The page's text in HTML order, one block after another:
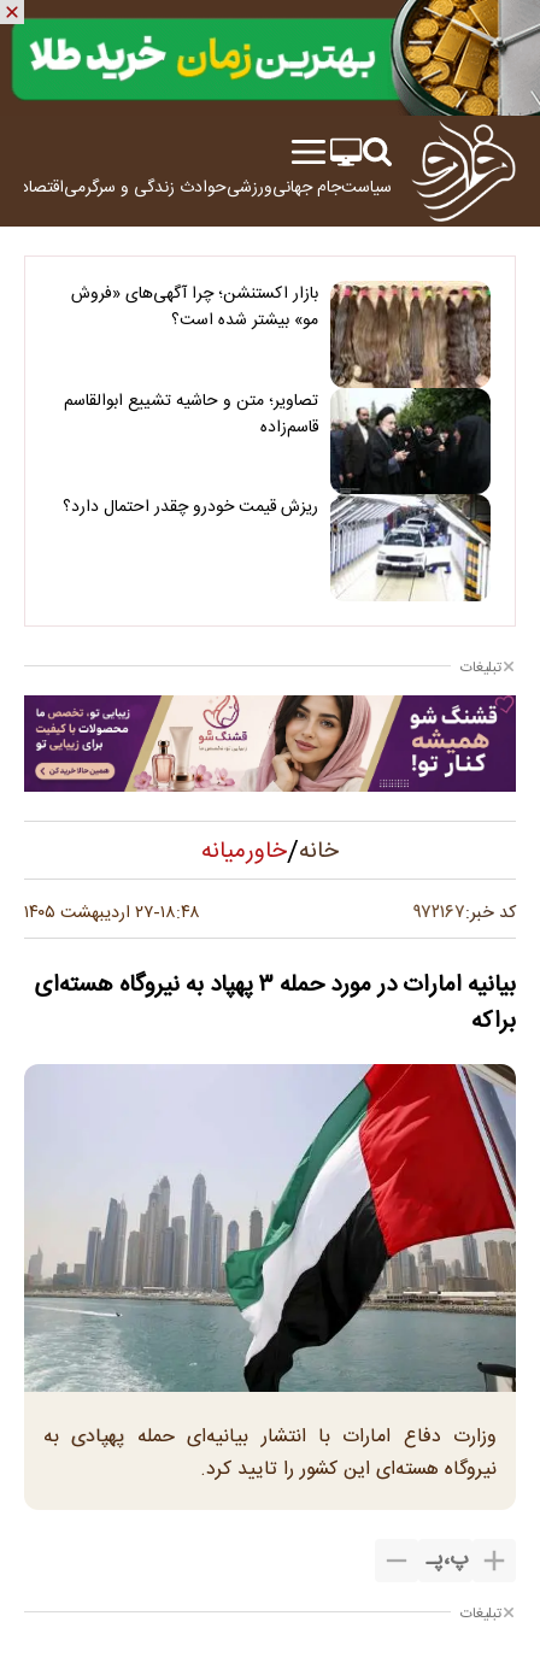
سیاستجام جهانیورزشیحوادث زندگی و سرگرمیاقتصاد
بازار اکستنشن؛ چرا آگهی‌های «فروش
مو» بیشتر شده است؟
تصاویر؛ متن و حاشیه تشییع ابوالقاسم
قاسم‌زاده
ریزش قیمت خودرو چقدر احتمال دارد؟
تبلیغات
خانه/خاورمیانه
کد خبر:۹۷۲۱۶۷ ۱۸:۴۸-۲۷ اردیبهشت ۱۴۰۵
بیانیه امارات در مورد حمله ۳ پهپاد به نیروگاه هسته‌ای
براکه
وزارت دفاع امارات با انتشار بیانیه‌ای حمله پهپادی به
نیروگاه هسته‌ای این کشور را تایید کرد.
پ،پـ
تبلیغات